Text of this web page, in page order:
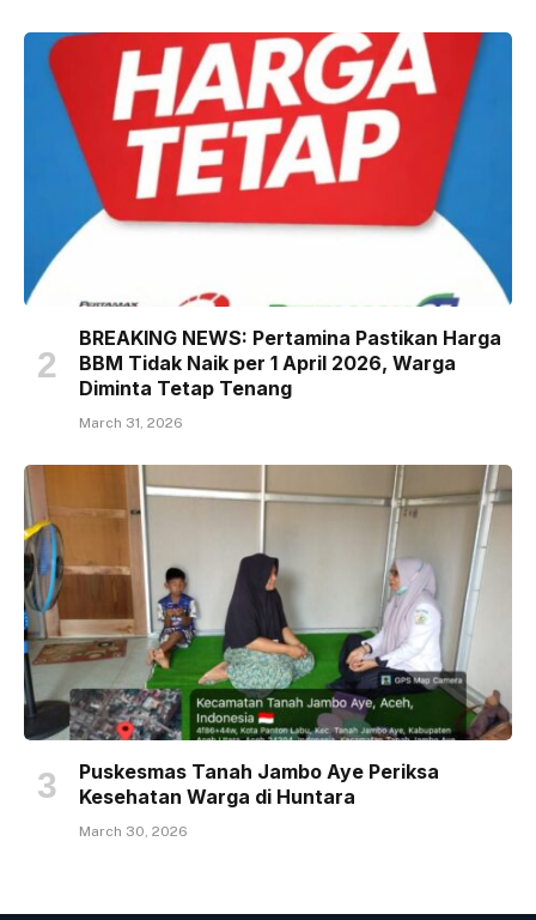
BREAKING NEWS: Pertamina Pastikan Harga
BBM Tidak Naik per 1 April 2026, Warga
Diminta Tetap Tenang
March 31, 2026
Puskesmas Tanah Jambo Aye Periksa
Kesehatan Warga di Huntara
March 30, 2026